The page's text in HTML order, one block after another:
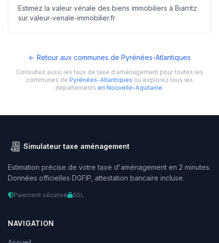
Estimez la valeur vénale des biens immobiliers à Biarritz
sur valeur-venale-immobilier.fr
← Retour aux communes de Pyrénées-Atlantiques
Consultez aussi les taux de taxe d'aménagement pour toutes les
communes de Pyrénées-Atlantiques ou explorez tous les
départements en Nouvelle-Aquitaine.
Simulateur taxe aménagement
Estimation précise de votre taxe d'aménagement en 2 minutes.
Données officielles DGFIP, attestation bancaire incluse.
Paiement sécurisé SSL
NAVIGATION